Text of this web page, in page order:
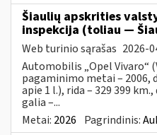
Šiaulių apskrities
inspekcija (toliau —
Web turinio sąrašas 2026-
Automobilis „Opel Vivaro“
pagaminimo metai – 2006,
apie 1 l.), rida – 329 399
galia –...
Metai: 2026 Pagrindinis: